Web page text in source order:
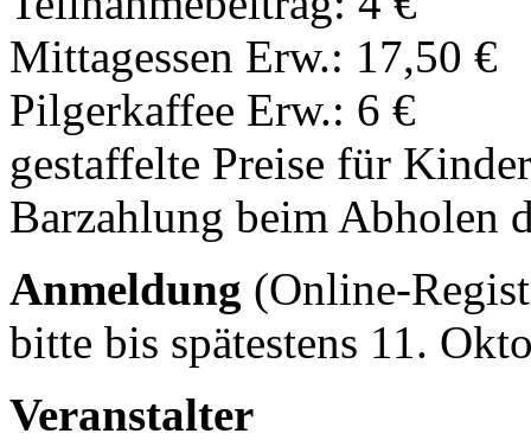
Mittagessen Erw.: 17,50 €
Pilgerkaffee Erw.: 6 €
gestaffelte Preise für Kinder
Barzahlung beim Abholen
Anmeldung (Online-
bitte bis spätestens 11.
Veranstalter